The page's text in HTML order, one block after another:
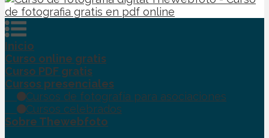
Inicio
Curso online gratis
Curso PDF gratis
Cursos presenciales
Cursos de fotografía para asociaciones
Cursos celebrados
Sobre Thewebfoto